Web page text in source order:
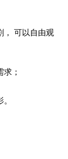
， 可以自由观
；